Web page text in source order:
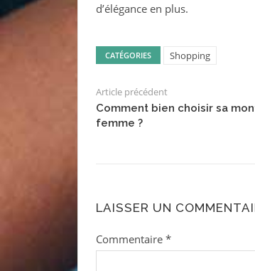
d’élégance en plus.
CATÉGORIES Shopping
Article précédent
Comment bien choisir sa
femme ?
LAISSER UN
Commentaire *